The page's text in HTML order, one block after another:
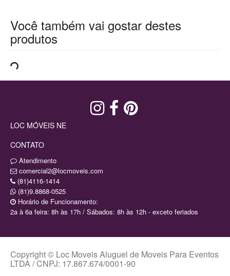
Você também vai gostar destes
produtos
LOC MÓVEIS NE
CONTATO
Atendimento
comercial2@locmoveis.com
(81)4116-1414
(81)9.8868-0525
Horário de Funcionamento:
2a à 6a feira: 8h às 17h / Sábados: 8h às 12h - exceto feriados
Copyright © Loc Moveis Aluguel de Moveis Para Eventos
LTDA / CNPJ: 17.867.674/0001-90